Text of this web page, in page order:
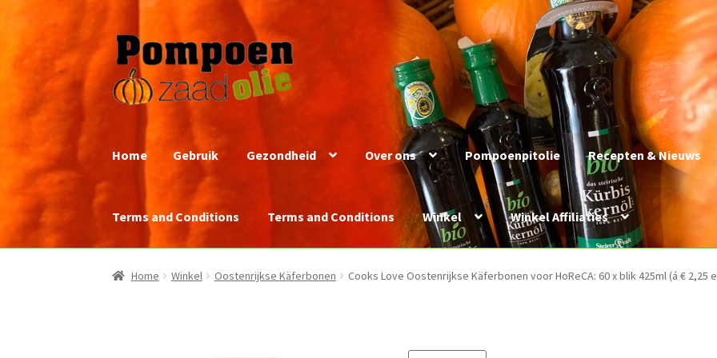
Ga
door
naar
navigatie
Ga
naar
de
inhoud
Home Gebruik Gezondheid Over ons Pompoenpitolie Recepten & Nieuws
Terms and Conditions Terms and Conditions Winkel Winkel Affiliaties
Home Winkel Oostenrijkse Käferbonen Cooks Love Oostenrijkse Käferbonen voor HoReCA: 60 x blik 425ml (á € 2,25